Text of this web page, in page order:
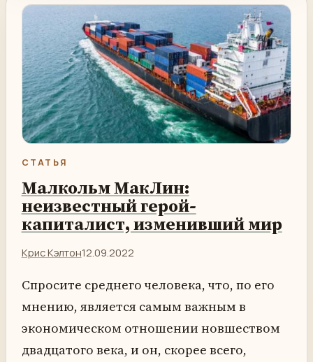
СТАТЬЯ
Малкольм МакЛин:
неизвестный герой-
капиталист, изменивший мир
Крис Кэлтон12.09.2022
Спросите среднего человека, что, по его
мнению, является самым важным в
экономическом отношении новшеством
двадцатого века, и он, скорее всего,